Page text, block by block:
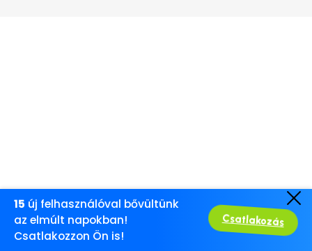
15 új felhasználóval bővültünk
az elmúlt napokban!
Csatlakozzon Ön is!
Csatlakozás